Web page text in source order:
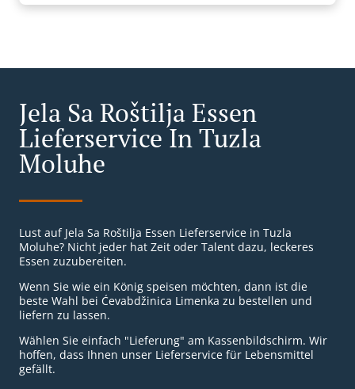
Jela Sa Roštilja Essen
Lieferservice In Tuzla
Moluhe
Lust auf Jela Sa Roštilja Essen Lieferservice in Tuzla
Moluhe? Nicht jeder hat Zeit oder Talent dazu, leckeres
Essen zuzubereiten.
Wenn Sie wie ein König speisen möchten, dann ist die
beste Wahl bei Ćevabdžinica Limenka zu bestellen und
liefern zu lassen.
Wählen Sie einfach "Lieferung" am Kassenbildschirm. Wir
hoffen, dass Ihnen unser Lieferservice für Lebensmittel
gefällt.